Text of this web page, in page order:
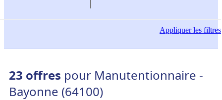
Appliquerles filtres
23 offres pour Manutentionnaire -
Bayonne (64100)